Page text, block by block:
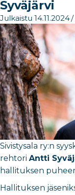
Syväjärvi
Julkaistu 14.11.2024/
Sivistysala ry:n
rehtori Antti
hallituksen
Hallituksen